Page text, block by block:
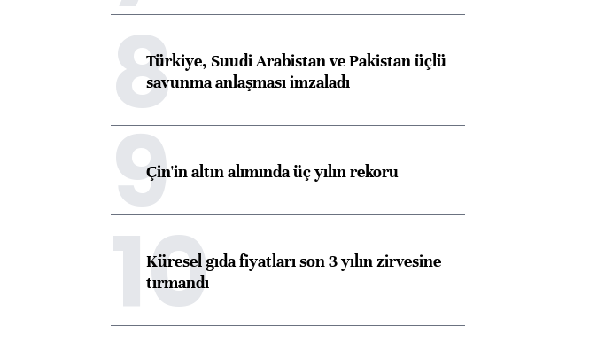
8Türkiye, Suudi Arabistan ve Pakistan üçlü
savunma anlaşması imzaladı
9Çin'in altın alımında üç yılın rekoru
10
Küresel gıda fiyatları son 3 yılın zirvesine
tırmandı